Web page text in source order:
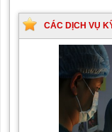
CÁC DỊCH VỤ